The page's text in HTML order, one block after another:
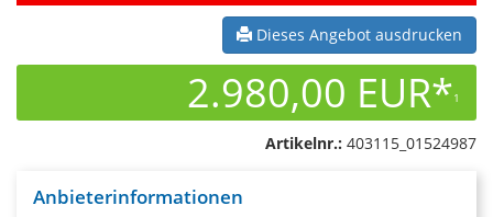
Dieses Angebot ausdrucken
2.980,00 EUR*1
Artikelnr.: 403115_01524987
Anbieterinformationen